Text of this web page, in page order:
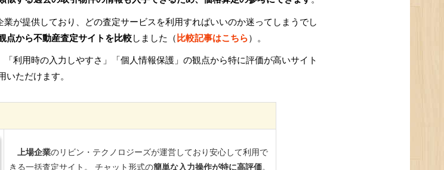
業が提供しており、どの査定サービスを利用すればいいのか迷ってしまうでし
点から不動産査定サイトを比較しました（比較記事はこちら）。
利用時の入力しやすさ」「個人情報保護」の観点から特に評価が高いサイト
いただけます。